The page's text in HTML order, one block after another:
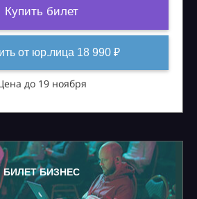
Купить билет
от юр.лица 18 990 ₽
до 19 ноября
БИЛЕТ БИЗНЕС